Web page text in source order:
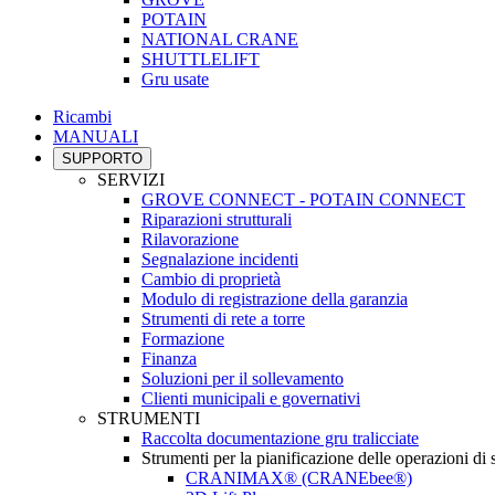
POTAIN
NATIONAL CRANE
SHUTTLELIFT
Gru usate
Ricambi
MANUALI
SUPPORTO
SERVIZI
GROVE CONNECT - POTAIN CONNECT
Riparazioni strutturali
Rilavorazione
Segnalazione incidenti
Cambio di proprietà
Modulo di registrazione della garanzia
Strumenti di rete a torre
Formazione
Finanza
Soluzioni per il sollevamento
Clienti municipali e governativi
STRUMENTI
Raccolta documentazione gru tralicciate
Strumenti per la pianificazione delle operazioni di
CRANIMAX® (CRANEbee®)